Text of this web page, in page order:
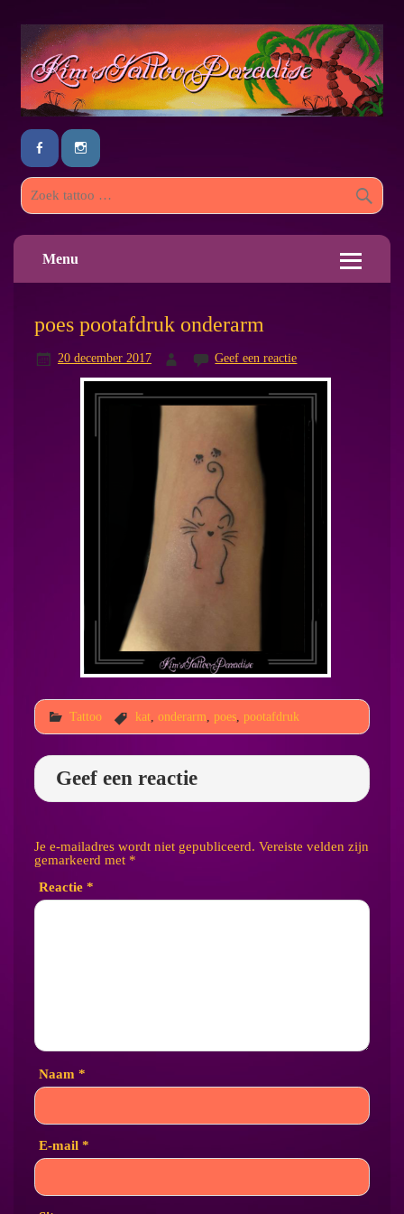
Menu
poes pootafdruk onderarm
20 december 2017 Geef een reactie
Tattoo kat, onderarm poes, pootafdruk
Geef een reactie
Je e-mailadres wordt niet gepubliceerd. Vereiste velden zijn
gemarkeerd met *
Reactie *
Naam *
E-mail *